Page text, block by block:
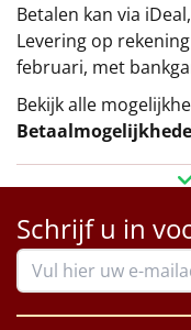
Betalen kan via
Levering op
februari, met
Bekijk alle
Schrijf u in